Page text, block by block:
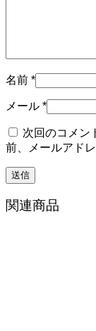
名前 *
メール *
次回のコメン
前、メールアド
関連商品